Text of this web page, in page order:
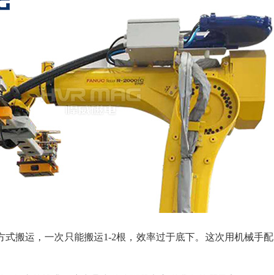
式搬运，一次只能搬运1-2根，效率过于底下。这次用机械手